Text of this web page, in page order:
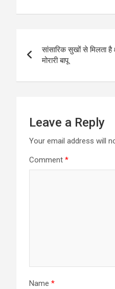
navigation
सांसारिक सुखों से मिलता है
मोरारी बापू
Leave a Reply
Your email address will
Comment *
Name *